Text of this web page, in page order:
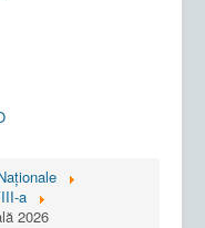
a
2026